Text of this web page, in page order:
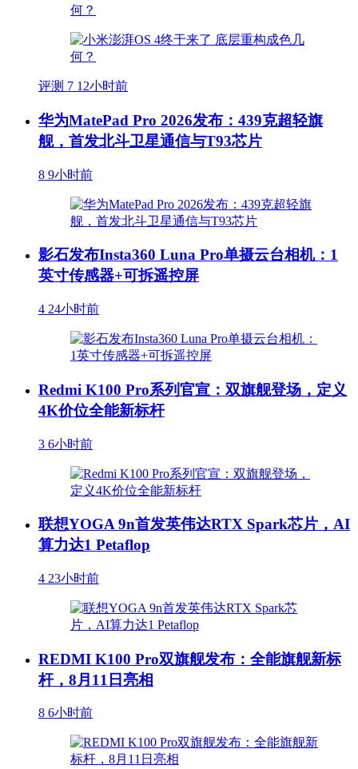
评测 7 12小时前
华为MatePad Pro 2026发布：439克超轻旗
舰，首发北斗卫星通信与T93芯片
8 9小时前
影石发布Insta360 Luna Pro单摄云台相机：1
英寸传感器+可拆遥控屏
4 24小时前
Redmi K100 Pro系列官宣：双旗舰登场，定义
4K价位全能新标杆
3 6小时前
联想YOGA 9n首发英伟达RTX Spark芯片，AI
算力达1 Petaflop
4 23小时前
REDMI K100 Pro双旗舰发布：全能旗舰新标
杆，8月11日亮相
8 6小时前